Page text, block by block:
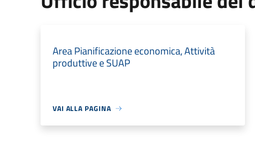
Area Pianificazione economica, Attività
produttive e SUAP
VAI ALLA PAGINA